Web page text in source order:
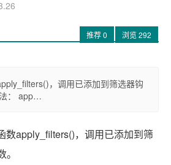
推荐0 浏览292
，调用已添加到筛选器钩
： app…
数apply_filters()，调用已添加到筛